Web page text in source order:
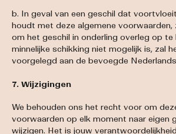
b. In geval van een geschil dat
houdt met deze algemene voorwaarden,
om het geschil in onderling overleg op te
minnelijke schikking niet mogelijk is, zal
voorgelegd aan de bevoegde
7. Wijzigingen
We behouden ons het recht voor om
voorwaarden op elk moment naar eigen
wijzigen. Het is jouw